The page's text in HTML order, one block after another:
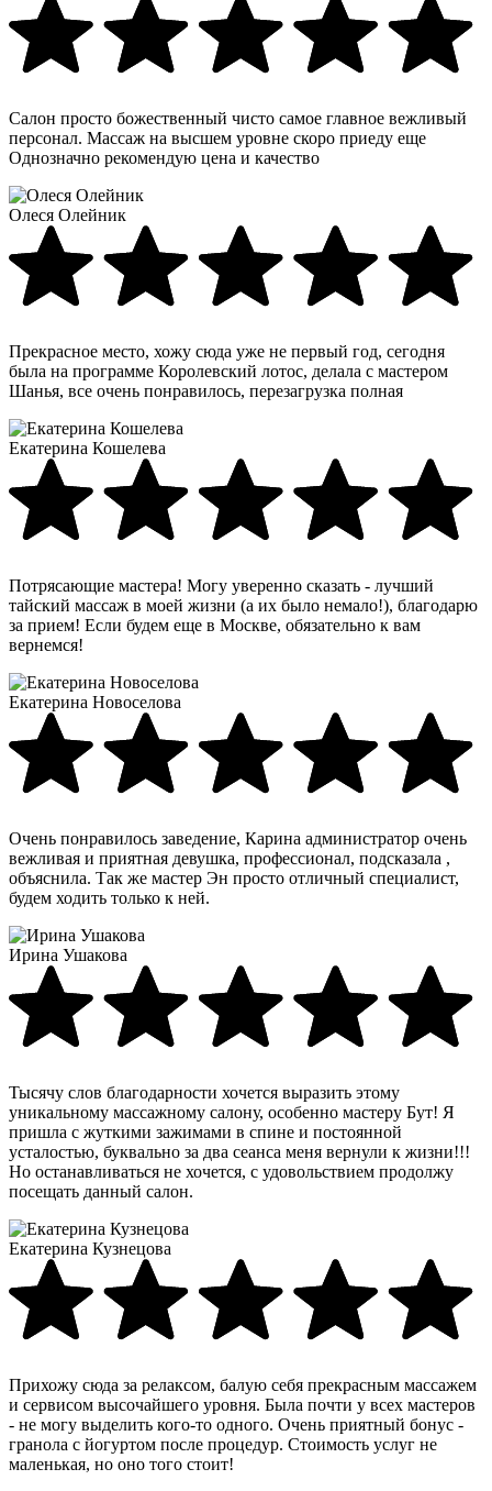
Салон просто божественный чисто самое главное вежливый
персонал. Массаж на высшем уровне скоро приеду еще
Однозначно рекомендую цена и качество
Олеся Олейник
Прекрасное место, хожу сюда уже не первый год, сегодня
была на программе Королевский лотос, делала с мастером
Шанья, все очень понравилось, перезагрузка полная
Екатерина Кошелева
Потрясающие мастера! Могу уверенно сказать - лучший
тайский массаж в моей жизни (а их было немало!), благодарю
за прием! Если будем еще в Москве, обязательно к вам
вернемся!
Екатерина Новоселова
Очень понравилось заведение, Карина администратор очень
вежливая и приятная девушка, профессионал, подсказала ,
объяснила. Так же мастер Эн просто отличный специалист,
будем ходить только к ней.
Ирина Ушакова
Тысячу слов благодарности хочется выразить этому
уникальному массажному салону, особенно мастеру Бут! Я
пришла с жуткими зажимами в спине и постоянной
усталостью, буквально за два сеанса меня вернули к жизни!!!
Но останавливаться не хочется, с удовольствием продолжу
посещать данный салон.
Екатерина Кузнецова
Прихожу сюда за релаксом, балую себя прекрасным массажем
и сервисом высочайшего уровня. Была почти у всех мастеров
- не могу выделить кого-то одного. Очень приятный бонус -
гранола с йогуртом после процедур. Стоимость услуг не
маленькая, но оно того стоит!